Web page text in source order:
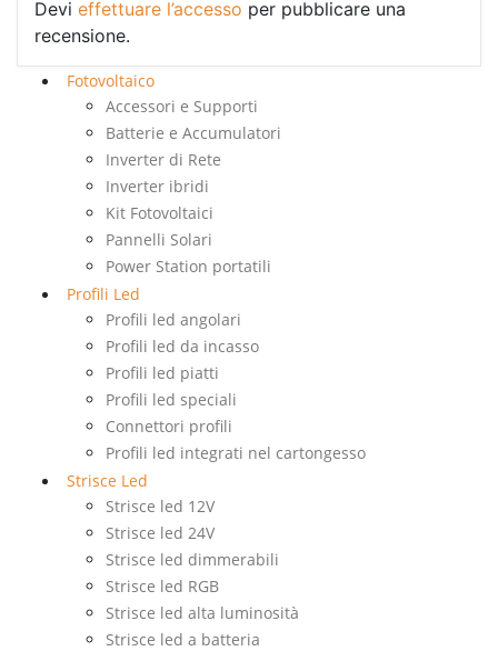
Devi effettuare l’accesso per pubblicare una
recensione.
Fotovoltaico
Accessori e Supporti
Batterie e Accumulatori
Inverter di Rete
Inverter ibridi
Kit Fotovoltaici
Pannelli Solari
Power Station portatili
Profili Led
Profili led angolari
Profili led da incasso
Profili led piatti
Profili led speciali
Connettori profili
Profili led integrati nel cartongesso
Strisce Led
Strisce led 12V
Strisce led 24V
Strisce led dimmerabili
Strisce led RGB
Strisce led alta luminosità
Strisce led a batteria